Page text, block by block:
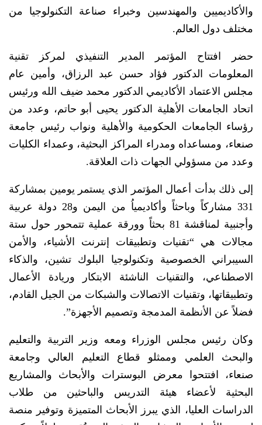
والأكاديميين والمهندسين وخبراء صناعة التكنولوجيا من
مختلف دول العالم.
حضر افتتاح المؤتمر المدير التنفيذي لمركز تقنية
المعلومات الدكتور فؤاد حسن عبد الرزاق، وأمين عام
مجلس الاعتماد الأكاديمي الدكتور محمد ضيف الله ورئيس
اتحاد الجامعات الأهلية الدكتور يحيى أبو حاتم، وعدد من
رؤساء الجامعات الحكومية والأهلية ونواب رئيس جامعة
صنعاء، ومساعداه ومدراء المراكز البحثية، وعمداء الكليات
وعدد من مسؤولي الجهات ذات العلاقة.
إلى ذلك بدأت أعمال المؤتمر الذي يستمر يومين بمشاركة
331 مشاركاً وباحثاً وأكاديمياُ من اليمن و28 دولة عربية
وأجنبية لمناقشة 81 بحثاً وورقة عملية تتمحور حول ستة
مجالات هي “تقنيات وتطبيقات إنترنت الأشياء، والأمن
السيبراني الخصوصية وتكنولوجيا البلوك تشين، والذكاء
الاصطناعي، والتقنيات الناشئة الابتكار وريادة الأعمال
وتطبيقاتها، وتقنيات الاتصالات والشبكات من الجيل القادم،
فضلاً عن الأنظمة المدمجة وتصميم الأجهزة”.
وكان رئيس مجلس الوزراء ومعه وزير التربية والتعليم
والبحث العلمي وممثلو قطاع التعليم العالي وجامعة
صنعاء، افتتحوا معرض البوسترات والأبحاث والمشاريع
البحثية لأعضاء هيئة التدريس والباحثين من طلاب
الدراسات العليا، الذي يبرز الأبحاث المتميزة وتوفير منصة